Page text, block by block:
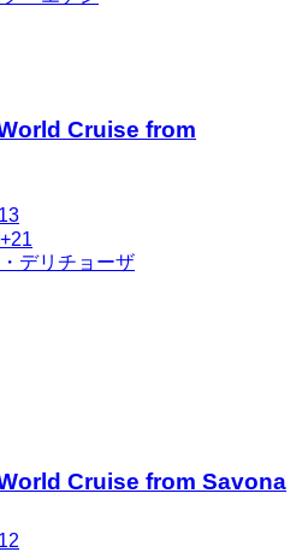
Cruise from
+21
デリチョーザ
Cruise from Savona